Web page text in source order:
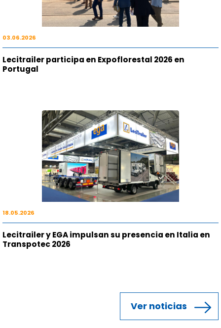
03.06.2026
Lecitrailer participa en Expoflorestal 2026 en
Portugal
18.05.2026
Lecitrailer y EGA impulsan su presencia en Italia en
Transpotec 2026
Ver noticias